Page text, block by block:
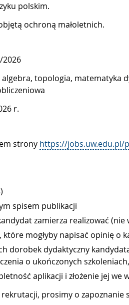
polskim.
ochroną małoletnich.
2026
algebra, topologia,
r.
strony https://jobs.uw.edu.pl/
spisem publikacji
zamierza realizować (nie
mogłyby napisać opinię o
dorobek dydaktyczny
o ukończonych
aplikacji i złożenie jej we
prosimy o